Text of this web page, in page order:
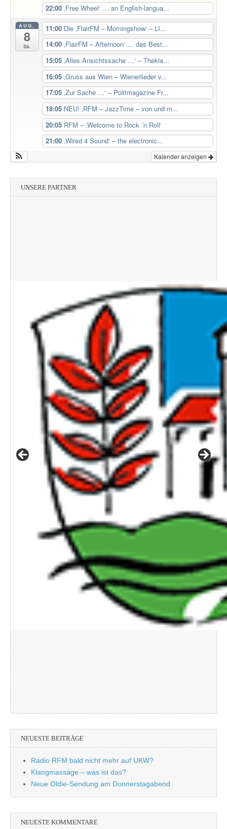
22:00 ‚Free Wheel‘ … an English-langua...
AUG.
8
Sa.
11:00 Die ‚FlairFM – Morningshow‘ – LI...
14:00 ‚FlairFM – Afternoon‘ … das Best...
15:05 ‚Alles Ansichtssache …‘ – Thekla...
16:05 ‚Gruss aus Wien – Wienerlieder v...
17:05 ‚Zur Sache …‘ – Politmagazine Fr...
18:05 NEU! ‚RFM – JazzTime – von und m...
20:05 RFM – ‚Welcome to Rock ´n´Roll‘
21:00 ‚Wired 4 Sound‘ – the electronic...
Kalender anzeigen
UNSERE PARTNER
NEUESTE BEITRÄGE
Radio RFM bald nicht mehr auf UKW?
Klangmassage – was ist das?
Neue Oldie-Sendung am Donnerstagabend
NEUESTE KOMMENTARE